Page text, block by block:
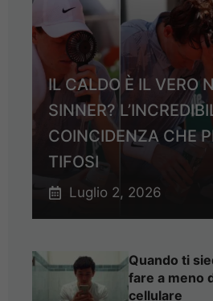
IL CALDO È IL VERO
SINNER?
COINCIDENZA CHE
TIFOSI
Luglio 2, 2026
Quando ti
fare a meno
cellulare